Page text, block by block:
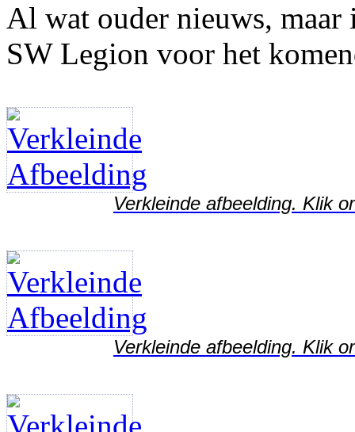
Al wat ouder nieuws, maar
SW Legion voor het
Verkleinde afbeelding. Klik
Verkleinde afbeelding. Klik